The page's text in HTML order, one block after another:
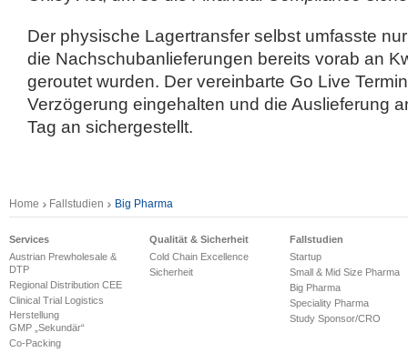
Der physische Lagertransfer selbst umfasste
die Nachschubanlieferungen bereits vorab an
geroutet wurden. Der vereinbarte Go Live
Verzögerung eingehalten und die Auslieferung
Tag an sichergestellt.
Home Fallstudien Big Pharma
Services
Austrian Prewholesale &
DTP
Regional Distribution CEE
Clinical Trial Logistics
Herstellung
GMP „Sekundär“
Co-Packing
Qualität & Sicherheit
Cold Chain Excellence
Sicherheit
Fallstudien
Startup
Small & Mid Size Pharma
Big Pharma
Speciality Pharma
Study Sponsor/CRO